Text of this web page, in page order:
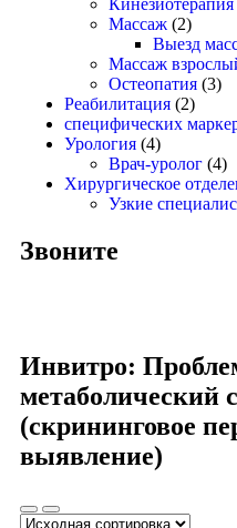
Массаж (2)
Выезд
Массаж
Остеопатия (3)
Реабилитация (2)
специфических
Урология (4)
Врач-уролог (4)
Хирургическое
Узкие
Звоните
Инвитро:
метаболический
(скрининговое
выявление)